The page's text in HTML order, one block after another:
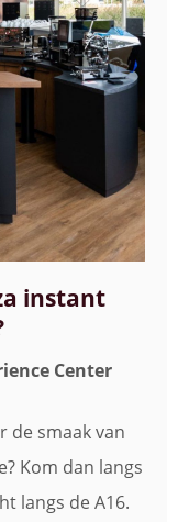
instant
Center
de smaak van
Kom dan langs
langs de A16.